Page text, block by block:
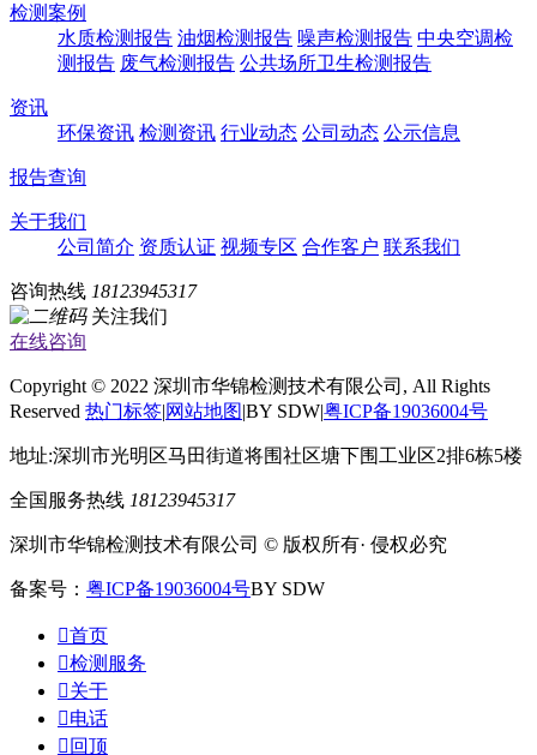
检测案例
水质检测报告 油烟检测报告 噪声检测报告 中央空调检
测报告 废气检测报告 公共场所卫生检测报告
资讯
环保资讯 检测资讯 行业动态 公司动态 公示信息
报告查询
关于我们
公司简介 资质认证 视频专区 合作客户 联系我们
咨询热线 18123945317
关注我们
在线咨询
Copyright © 2022 深圳市华锦检测技术有限公司, All Rights
Reserved 热门标签|网站地图|BY SDW|粤ICP备19036004号
地址:深圳市光明区马田街道将围社区塘下围工业区2排6栋5楼
全国服务热线 18123945317
深圳市华锦检测技术有限公司 © 版权所有· 侵权必究
备案号： 粤ICP备19036004号BY SDW
首页
检测服务
关于
电话
 回顶